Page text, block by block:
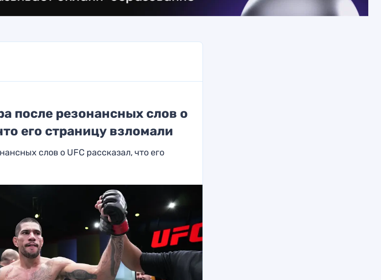
после резонансных слов о
его страницу взломали
слов о UFC рассказал, что его